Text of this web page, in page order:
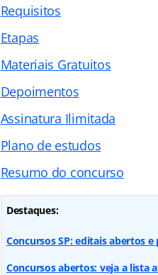
Requisitos
Etapas
Materiais Gratuitos
Depoimentos
Assinatura Ilimitada
Plano de estudos
Resumo do concurso
Destaques:
Concursos SP: editais abertos
Concursos abertos: veja a lista